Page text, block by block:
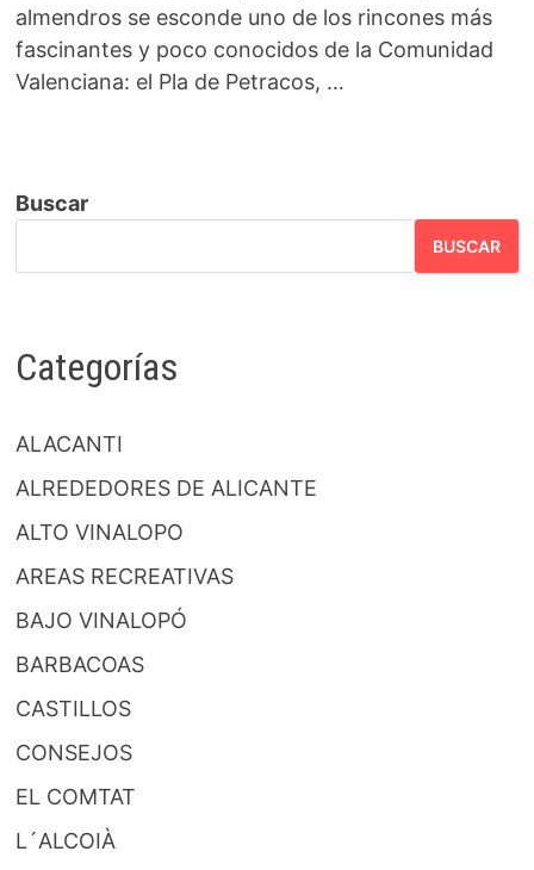
almendros se esconde uno de los rincones más
fascinantes y poco conocidos de la Comunidad
Valenciana: el Pla de Petracos, …
Buscar
BUSCAR
Categorías
ALACANTI
ALREDEDORES DE ALICANTE
ALTO VINALOPO
AREAS RECREATIVAS
BAJO VINALOPÓ
BARBACOAS
CASTILLOS
CONSEJOS
EL COMTAT
L´ALCOIÀ